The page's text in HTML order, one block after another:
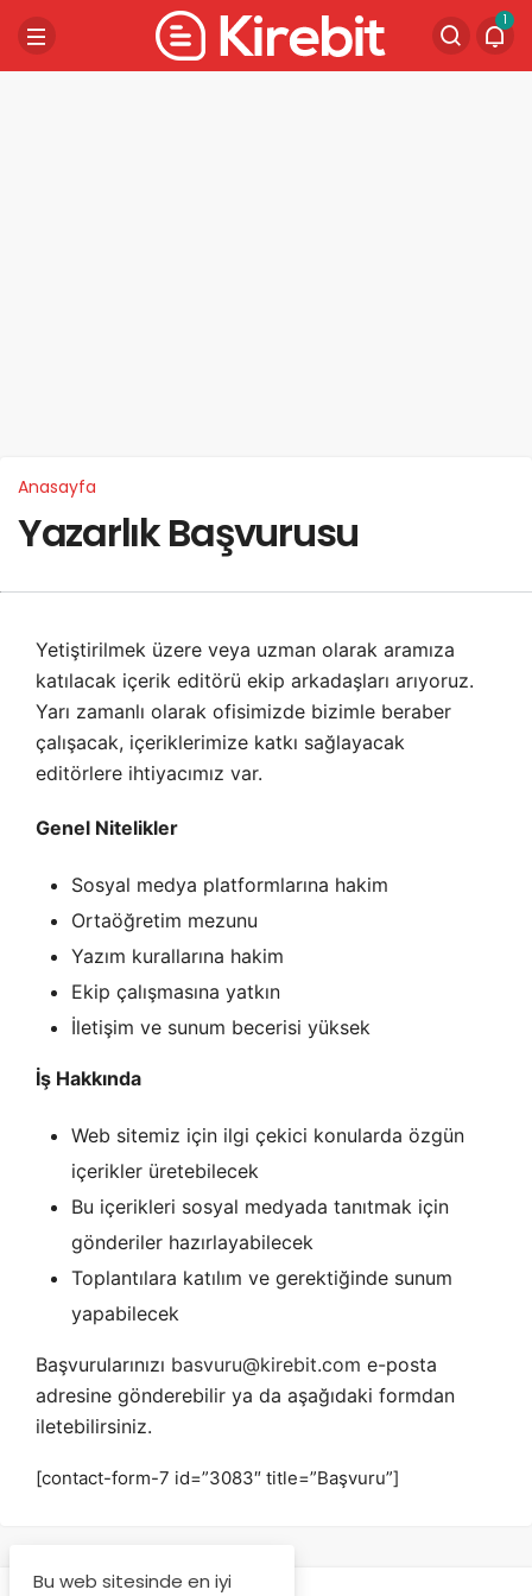
1
Anasayfa
Yazarlık Başvurusu
Yetiştirilmek üzere veya uzman olarak aramıza
katılacak içerik editörü ekip arkadaşları arıyoruz.
Yarı zamanlı olarak ofisimizde bizimle beraber
çalışacak, içeriklerimize katkı sağlayacak
editörlere ihtiyacımız var.
Genel Nitelikler
Sosyal medya platformlarına hakim
Ortaöğretim mezunu
Yazım kurallarına hakim
Ekip çalışmasına yatkın
İletişim ve sunum becerisi yüksek
İş Hakkında
Web sitemiz için ilgi çekici konularda özgün
içerikler üretebilecek
Bu içerikleri sosyal medyada tanıtmak için
gönderiler hazırlayabilecek
Toplantılara katılım ve gerektiğinde sunum
yapabilecek
Başvurularınızı basvuru@kirebit.com e-posta
adresine gönderebilir ya da aşağıdaki formdan
iletebilirsiniz.
[contact-form-7 id=”3083″ title=”Başvuru”]
Bu web sitesinde en iyi